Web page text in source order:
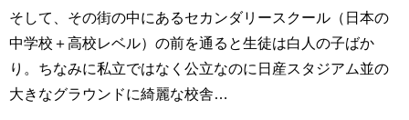
そして、その街の中にあるセカンダリースクール（日本の
中学校＋高校レベル）の前を通ると生徒は白人の子ばか
り。ちなみに私立ではなく公立なのに日産スタジアム並の
大きなグラウンドに綺麗な校舎…